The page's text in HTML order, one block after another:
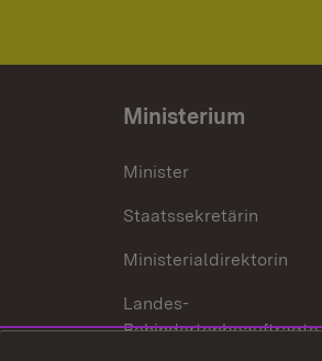
Ministerium
Minister
Staatssekretärin
Ministerialdirektorin
Landes-
Behindertenbeauftragte